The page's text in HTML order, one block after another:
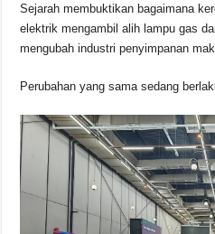
Sejarah membuktikan bagaimana
elektrik mengambil alih lampu gas
mengubah industri penyimpanan
Perubahan yang sama sedang